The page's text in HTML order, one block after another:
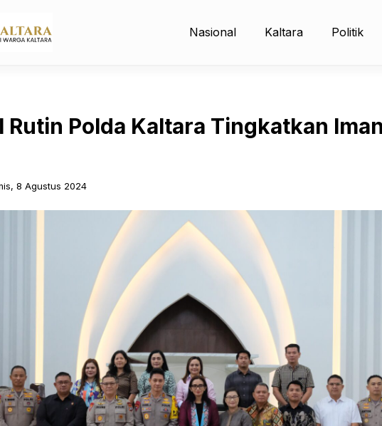
Nasional Kaltara Politik
Rutin Polda Kaltara Tingkatkan
8 Agustus 2024